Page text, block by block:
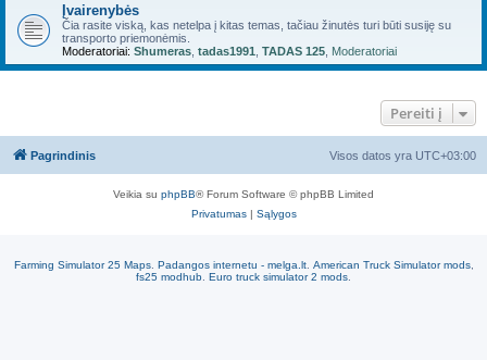
Įvairenybės
Čia rasite viską, kas netelpa į kitas temas, tačiau žinutės turi būti susiję su
transporto priemonėmis.
Moderatoriai: Shumeras tadas1991 TADAS 125 Moderatoriai
Pereiti į
Pagrindinis Visos datos yra UTC+03:00
Veikia su phpBB® Forum Software © phpBB Limited
Privatumas| Sąlygos
Farming Simulator 25 Maps. Padangos internetu - melga.lt. American Truck Simulator mods,
fs25 modhub Euro truck simulator 2 mods